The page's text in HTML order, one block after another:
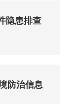
隐患排查
防治信息